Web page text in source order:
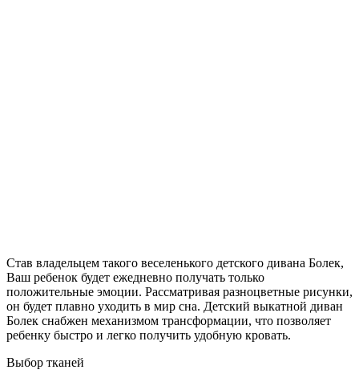
Став владельцем такого веселенького детского дивана Болек,
Ваш ребенок будет ежедневно получать только
положительные эмоции. Рассматривая разноцветные рисунки,
он будет плавно уходить в мир сна. Детский выкатной диван
Болек снабжен механизмом трансформации, что позволяет
ребенку быстро и легко получить удобную кровать.
Выбор тканей